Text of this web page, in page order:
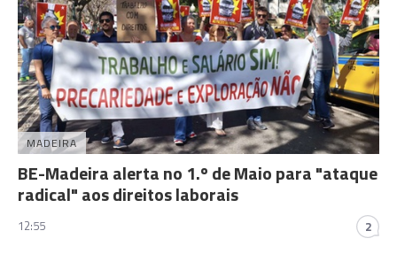
MADEIRA
BE-Madeira alerta no 1.º de Maio para "ataque
radical" aos direitos laborais
12:55 2